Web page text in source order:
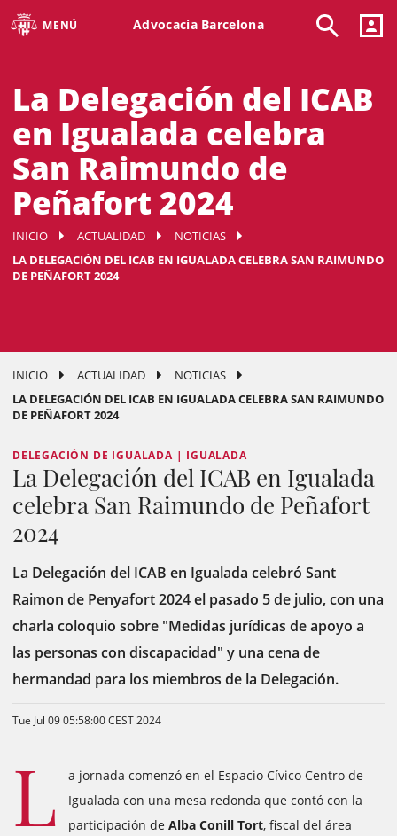
MENÚ Advocacia Barcelona
La Delegación del ICAB
en Igualada celebra
San Raimundo de
Peñafort 2024
INICIO ACTUALIDAD
NOTICIAS
LA DELEGACIÓN DEL ICAB EN IGUALADA CELEBRA SAN RAIMUNDO
DE PEÑAFORT 2024
INICIO ACTUALIDAD
NOTICIAS
LA DELEGACIÓN DEL ICAB EN IGUALADA CELEBRA SAN RAIMUNDO
DE PEÑAFORT 2024
DELEGACIÓN DE IGUALADA | IGUALADA
La Delegación del ICAB en Igualada
celebra San Raimundo de Peñafort
2024
La Delegación del ICAB en Igualada celebró Sant
Raimon de Penyafort 2024 el pasado 5 de julio, con una
charla coloquio sobre "Medidas jurídicas de apoyo a
las personas con discapacidad" y una cena de
hermandad para los miembros de la Delegación.
Tue Jul 09 05:58:00 CEST 2024
L
a jornada comenzó en el Espacio Cívico Centro de
Igualada con una mesa redonda que contó con la
participación de Alba Conill Tort, fiscal del área